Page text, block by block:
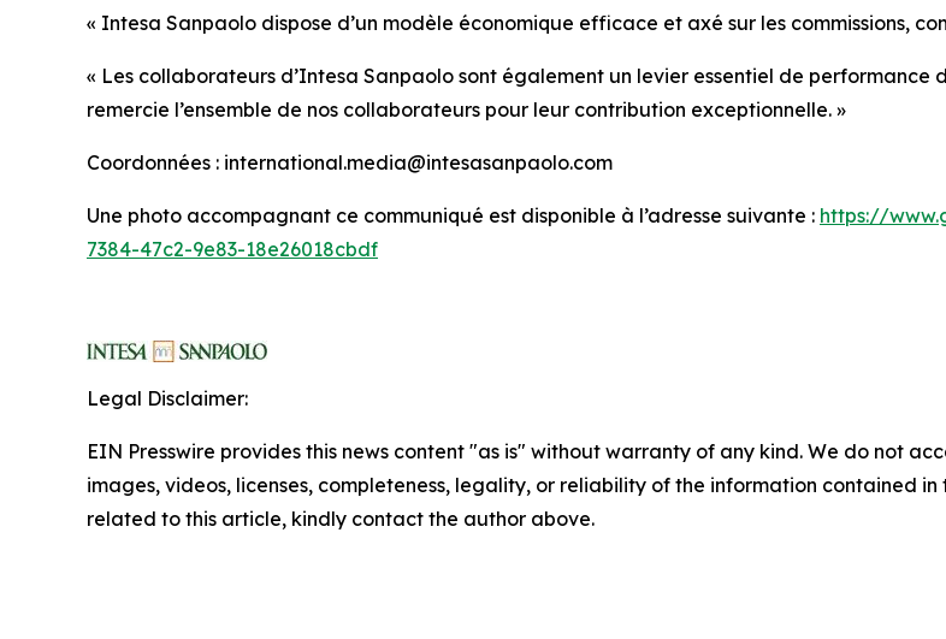
« Intesa Sanpaolo dispose d’un modèle économique efficace et axé sur les commissions,
« Les collaborateurs d’Intesa Sanpaolo sont également un levier essentiel de performance
remercie l’ensemble de nos collaborateurs pour leur contribution exceptionnelle. »
Coordonnées : international.media@intesasanpaolo.com
Une photo accompagnant ce communiqué est disponible à l’adresse suivante : https://
7384-47c2-9e83-18e26018cbdf
Legal Disclaimer:
EIN Presswire provides this news content "as is" without warranty of any kind. We do not
images, videos, licenses, completeness, legality, or reliability of the information contained
related to this article, kindly contact the author above.